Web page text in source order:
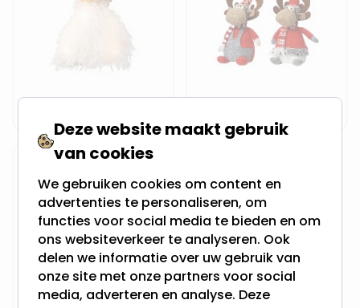
Deze website maakt gebruik
van cookies
We gebruiken cookies om content en
advertenties te personaliseren, om
functies voor social media te bieden en om
ons websiteverkeer te analyseren. Ook
delen we informatie over uw gebruik van
onze site met onze partners voor social
media, adverteren en analyse. Deze